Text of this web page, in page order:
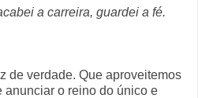
a carreira, guardei a fé.
de verdade. Que aproveitemos
anunciar o reino do único e